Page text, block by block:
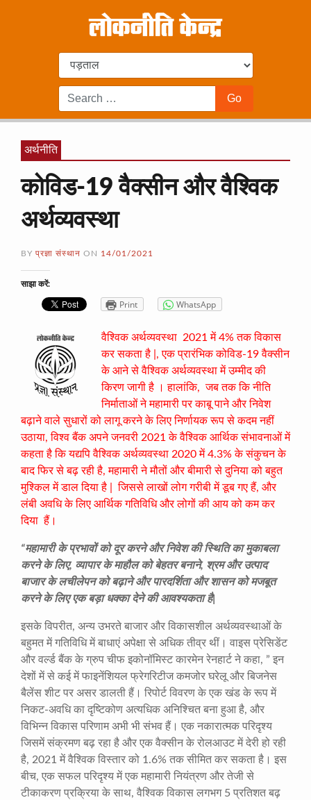
अर्थनीति
कोविड-19 वैक्सीन और वैश्विक
अर्थव्यवस्था
BY प्रज्ञा संस्थान ON 14/01/2021
साझा करें:
Print WhatsApp
वैश्विक अर्थव्यवस्था 2021 में 4% तक विकास
कर सकता है |, एक प्रारंभिक कोविड-19 वैक्सीन
के आने से वैश्विक अर्थव्यवस्था में उम्मीद की
किरण जागी है । हालांकि, जब तक कि नीति
निर्माताओं ने महामारी पर काबू पाने और निवेश
बढ़ाने वाले सुधारों को लागू करने के लिए निर्णायक रूप से कदम नहीं
उठाया, विश्व बैंक अपने जनवरी 2021 के वैश्विक आर्थिक संभावनाओं में
कहता है कि यद्यपि वैश्विक अर्थव्यवस्था 2020 में 4.3% के संकुचन के
बाद फिर से बढ़ रही है, महामारी ने मौतों और बीमारी से दुनिया को बहुत
मुश्किल में डाल दिया है | जिससे लाखों लोग गरीबी में डूब गए हैं, और
लंबी अवधि के लिए आर्थिक गतिविधि और लोगों की आय को कम कर
दिया हैं।
“महामारी के प्रभावों को दूर करने और निवेश की स्थिति का मुकाबला
करने के लिए, व्यापार के माहौल को बेहतर बनाने, श्रम और उत्पाद
बाजार के लचीलेपन को बढ़ाने और पारदर्शिता और शासन को मजबूत
करने के लिए एक बड़ा धक्का देने की आवश्यकता है|
इसके विपरीत, अन्य उभरते बाजार और विकासशील अर्थव्यवस्थाओं के
बहुमत में गतिविधि में बाधाएं अपेक्षा से अधिक तीव्र थीं। वाइस प्रेसिडेंट
और वर्ल्ड बैंक के ग्रुप चीफ इकोनॉमिस्ट कारमेन रेनहार्ट ने कहा, ” इन
देशों में से कई में फाइनेंशियल फ्रेगरिटीज कमजोर घरेलू और बिजनेस
बैलेंस शीट पर असर डालती हैं। रिपोर्ट विवरण के एक खंड के रूप में
निकट-अवधि का दृष्टिकोण अत्यधिक अनिश्चित बना हुआ है, और
विभिन्न विकास परिणाम अभी भी संभव हैं। एक नकारात्मक परिदृश्य
जिसमें संक्रमण बढ़ रहा है और एक वैक्सीन के रोलआउट में देरी हो रही
है, 2021 में वैश्विक विस्तार को 1.6% तक सीमित कर सकता है। इस
बीच, एक सफल परिदृश्य में एक महामारी नियंत्रण और तेजी से
टीकाकरण प्रक्रिया के साथ, वैश्विक विकास लगभग 5 प्रतिशत बढ़